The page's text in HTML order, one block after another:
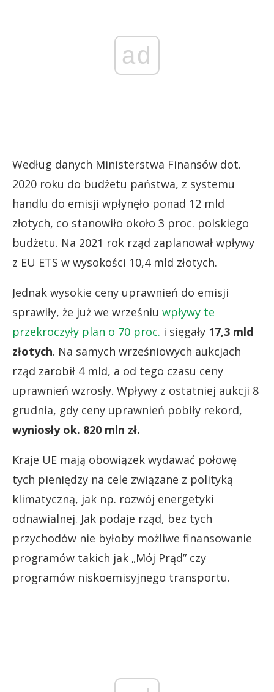
ad
Według danych Ministerstwa Finansów dot.
2020 roku do budżetu państwa, z systemu
handlu do emisji wpłynęło ponad 12 mld
złotych, co stanowiło około 3 proc. polskiego
budżetu. Na 2021 rok rząd zaplanował wpływy
z EU ETS w wysokości 10,4 mld złotych.
Jednak wysokie ceny uprawnień do emisji
sprawiły, że już we wrześniu wpływy te
przekroczyły plan o 70 proc. i sięgały 17,3 mld
złotych. Na samych wrześniowych aukcjach
rząd zarobił 4 mld, a od tego czasu ceny
uprawnień wzrosły. Wpływy z ostatniej aukcji 8
grudnia, gdy ceny uprawnień pobiły rekord,
wyniosły ok. 820 mln zł.
Kraje UE mają obowiązek wydawać połowę
tych pieniędzy na cele związane z polityką
klimatyczną, jak np. rozwój energetyki
odnawialnej. Jak podaje rząd, bez tych
przychodów nie byłoby możliwe finansowanie
programów takich jak „Mój Prąd” czy
programów niskoemisyjnego transportu.